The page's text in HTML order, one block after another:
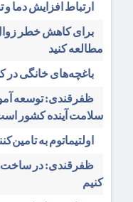
ارتباط افزایش
برای کاهش خطر
مطالعه کنید
باغچه‌های خانگی در
ظفرقندی: توسعه
سلامت آینده کشور
اولتیماتوم به
ظفرقندی: در ساخت
کنیم